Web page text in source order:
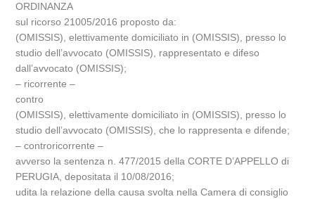
ORDINANZA
sul ricorso 21005/2016 proposto da:
(OMISSIS), elettivamente domiciliato in (OMISSIS), presso lo
studio dell’avvocato (OMISSIS), rappresentato e difeso
dall’avvocato (OMISSIS);
– ricorrente –
contro
(OMISSIS), elettivamente domiciliato in (OMISSIS), presso lo
studio dell’avvocato (OMISSIS), che lo rappresenta e difende;
– controricorrente –
avverso la sentenza n. 477/2015 della CORTE D’APPELLO di
PERUGIA, depositata il 10/08/2016;
udita la relazione della causa svolta nella Camera di consiglio